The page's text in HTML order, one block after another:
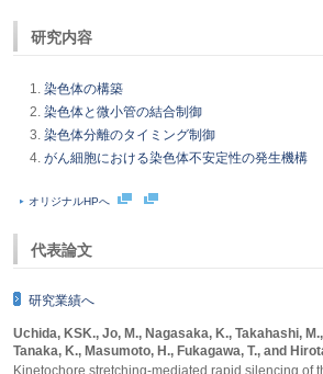
研究内容
染色体の構築
染色体と微小管の結合制御
染色体分離のタイミング制御
がん細胞における染色体不安定性の発生機構
オリジナルHPへ
代表論文
研究業績へ
Uchida, KSK., Jo, M., Nagasaka, K., Takahashi,
Tanaka, K., Masumoto, H., Fukagawa, T., and
Kinetochore stretching-mediated rapid silencing of